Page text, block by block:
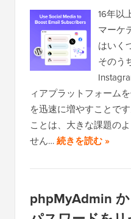
16年以
マーケ
はいく
そのう
ィアプラットフォーム
を迅速に増やすことで
ことは、大きな課題の
せん…続きを読む »
phpMyAdmin